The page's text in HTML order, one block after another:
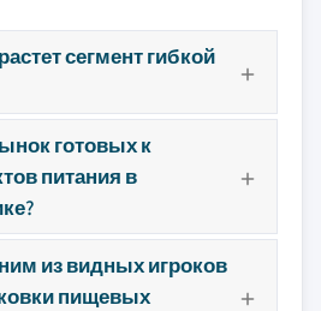
сегмент гибкой
готовых к
питания в
из видных игроков
пищевых